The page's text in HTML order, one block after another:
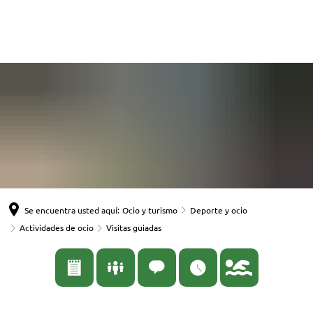
Se encuentra usted aquí: Ocio y turismo
Deporte y ocio
Actividades de ocio
Visitas guiadas